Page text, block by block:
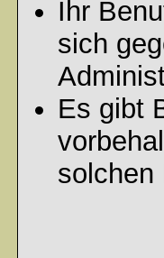
Ihr
sich
Es gibt
solchen